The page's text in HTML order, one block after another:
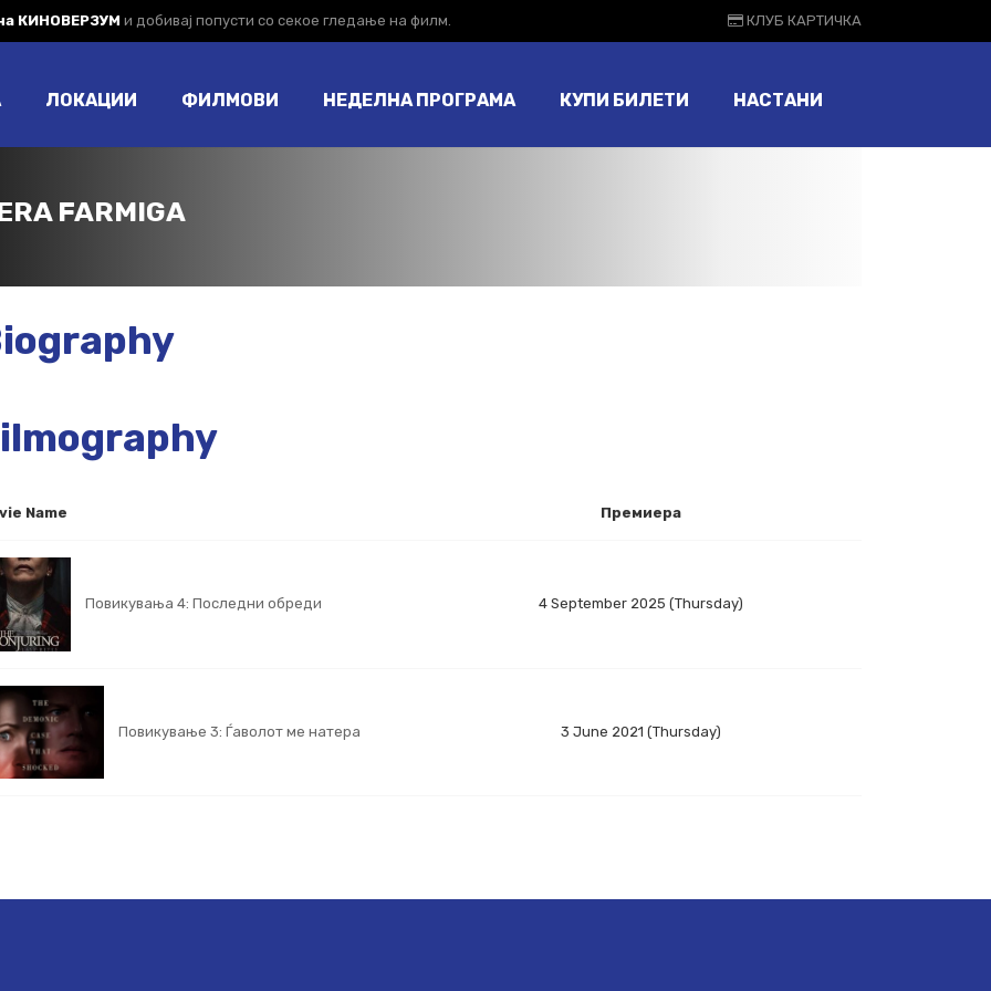
КИНОВЕРЗУМ и добивај попусти со секое гледање на филм. КЛУБ КАРТИЧКА
ЛОКАЦИИ ФИЛМОВИ НЕДЕЛНА ПРОГРАМА КУПИ БИЛЕТИ НАСТАНИ
FARMIGA
Name Премиера
Повикувања 4: Последни обреди 4 September 2025 (Thursday)
Повикување 3: Ѓаволот ме натера 3 June 2021 (Thursday)